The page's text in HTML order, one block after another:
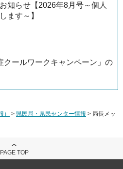
知らせ【2026年8月号～個人
ます～】
クールワークキャンペーン」の
> 県民局・県民センター情報 > 局長メッ
PAGE TOP